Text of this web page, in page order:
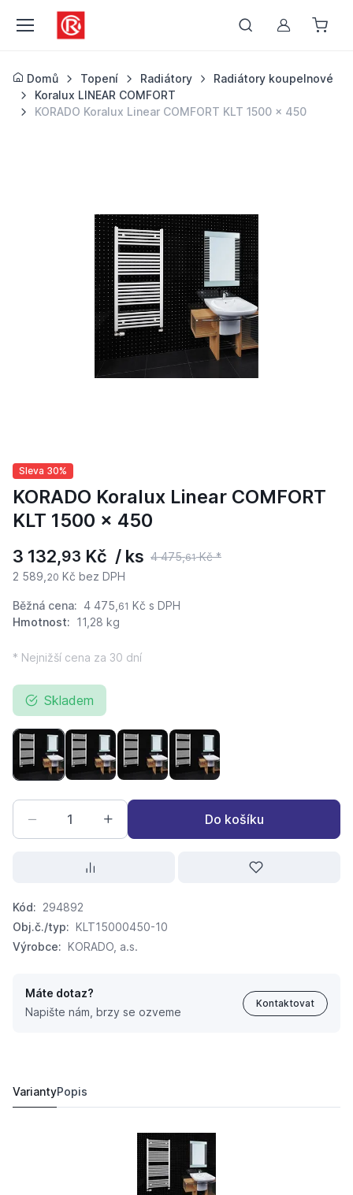
Můj účet
Domů Topení Radiátory
Radiátory koupelnové
Koralux LINEAR COMFORT
KORADO Koralux Linear COMFORT KLT 1500 x 450
Sleva 30%
KORADO Koralux Linear COMFORT
KLT 1500 x 450
3 132,93 Kč / ks 4 475,61Kč *
2 589, 20 Kč bez DPH
Běžná cena: 4 475, 61 Kč s DPH
Hmotnost: 11,28 kg
* Nejnižší cena za 30 dní
Skladem
KORADO Koralux Linear COMFORT KLT 1500 x 450
KORADO Koralux Linear COMFORT KLT 1500 x
KORADO Koralux Linear COMFORT
KORADO Koralux Linear
Do košíku
Kód: 294892
Obj.č./typ: KLT15000450-10
Výrobce: KORADO, a.s.
Máte dotaz?
Napište nám, brzy se ozveme
Kontaktovat
VariantyPopis